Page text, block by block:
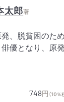
太郎著
、脱貧困のた
俳優となり、原
748円 （10％